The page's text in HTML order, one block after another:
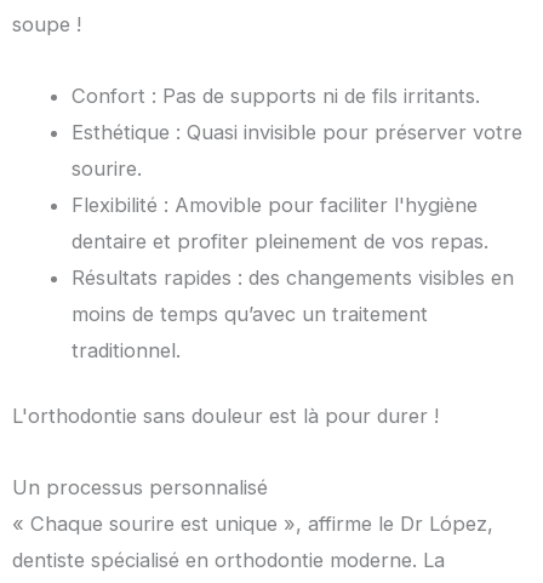
soupe !
Confort : Pas de supports ni de fils irritants.
Esthétique : Quasi invisible pour préserver votre
sourire.
Flexibilité : Amovible pour faciliter l'hygiène
dentaire et profiter pleinement de vos repas.
Résultats rapides : des changements visibles en
moins de temps qu’avec un traitement
traditionnel.
L'orthodontie sans douleur est là pour durer !
Un processus personnalisé
« Chaque sourire est unique », affirme le Dr López,
dentiste spécialisé en orthodontie moderne. La